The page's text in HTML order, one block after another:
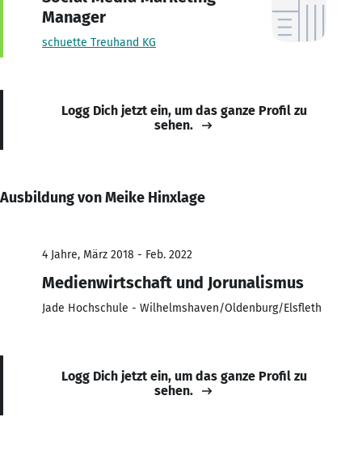
Manager
schuette Treuhand KG
Logg Dich jetzt ein, um das ganze Profil zu
sehen.
Ausbildung von Meike Hinxlage
4 Jahre, März 2018 - Feb. 2022
Medienwirtschaft und Jorunalismus
Jade Hochschule - Wilhelmshaven/Oldenburg/Elsfleth
Logg Dich jetzt ein, um das ganze Profil zu
sehen.